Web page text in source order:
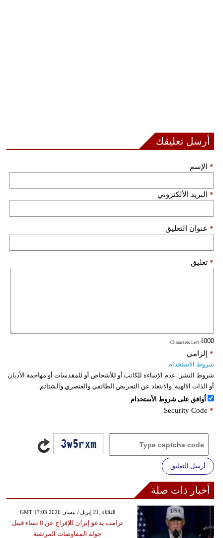
أرسل تعليقك
الإسم *
البريد الألكتروني *
عنوان التعليق *
تعليق *
: Characters Left
إلزامي *
شروط الاستخدام
شروط النشر: عدم الإساءة للكاتب أو للأشخاص أو للمقدسات أو مهاجمة الأديان
أو الذات الالهية. والابتعاد عن التحريض الطائفي والعنصري والشتائم.
اُوافق على شروط الأستخدام
Security Code *
أرسل التعليق
أخبار ذات صلة
GMT 17:03 2026 الثلاثاء ,21 إبريل / نيسان
ترامب يدعو إيران للإفراج عن 8 نساء قبيل
جولة المفاوضات المرتقبة